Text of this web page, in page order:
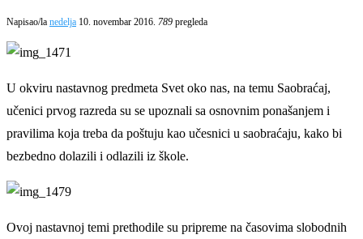
Napisao/la nedelja 10. novembar 2016. 789 pregleda
U okviru nastavnog predmeta Svet oko nas, na temu Saobraćaj,
učenici prvog razreda su se upoznali sa osnovnim ponašanjem i
pravilima koja treba da poštuju kao učesnici u saobraćaju, kako bi
bezbedno dolazili i odlazili iz škole.
Ovoj nastavnoj temi prethodile su pripreme na časovima slobodnih